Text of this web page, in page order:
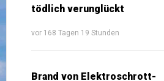
tödlich verunglückt
vor 168 Tagen 19 Stunden
Brand von Elektroschrott-